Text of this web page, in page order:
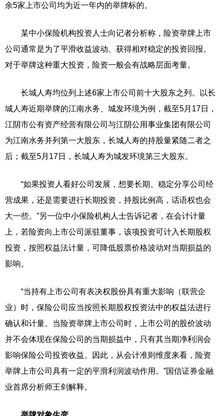
余5家上市公司均为近一年内的举牌标的。
某中小保险机构投资人士向记者分析称，险资举牌上市
公司通常是为了平滑收益波动、获得相对稳定的投资回报。
对于举牌这种重大投资，险资一般会有战略层面考量。
长城人寿均位列上述6家上市公司前十大股东之列。以长
城人寿近期举牌的江南水务、城发环境为例，截至5月17日，
江阴市公有资产经营有限公司与江阴公用事业集团有限公司
为江南水务并列第一大股东，长城人寿的持股量紧随二者之
后；截至5月17日，长城人寿为城发环境第三大股东。
“如果投资人看好公司发展，想要长期、稳定分享公司经
营成果，还是需要进行长期投资，持股比例高，话语权也会
大一些。”另一位中小保险机构人士告诉记者，在会计计量
上，若险资向上市公司派驻董事，该项投资可计入长期股权
投资，按照权益法计量，可降低股票价格波动对当期损益的
影响。
“当持有上市公司有表决权股份具有重大影响（联营企
业）时，保险公司应当按照长期股权投资法中的权益法进行
确认和计量。当险资举牌上市公司时，上市公司的股价波动
并不会体现在保险公司的当期损益中，只有其当期净利润会
影响保险公司投资收益。因此，从会计准则维度来看，险资
举牌上市公司具有一定的平滑利润波动作用。”国信证券金融
业首席分析师王剑解释。